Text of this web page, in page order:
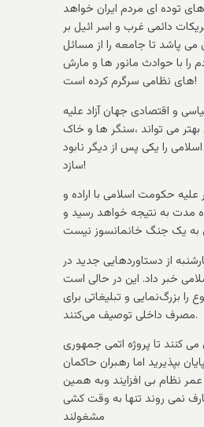
توده ای مردم ایران خواهد
دائمی غرب و اسر ائیل بر
پاشد تا جامعه را از مسائل
با حوادث مانور ها و مارش
های نظامی سرگرم کرده است!
و اقتصادی جهان آزاد علیه
می تواند ،سنگر ها و خاک
را یکی پس از دیگر نابود
سازد!
حکومت اسلامی با اراده و
مدت به نتیجه خواهد رسید و
از دستاوردهایی جدید در
خبر داد. این در حالی است
را بزرگ‌نمایی و تبلیغاتی برای
مصرف داخلی توصیف می‌کنند.
کنند تا پروژه اتمی جمهوری
بپذیرید اما رهبران حاکمان
نظام بی افزایند وبه همین
نمی روند تنها به وقت کشی
مشغولند